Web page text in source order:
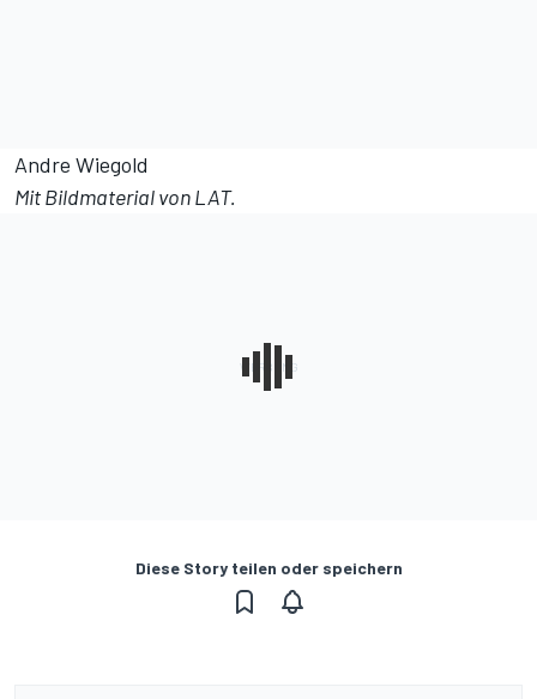
Andre Wiegold
Mit Bildmaterial von LAT.
Diese Story teilen oder speichern